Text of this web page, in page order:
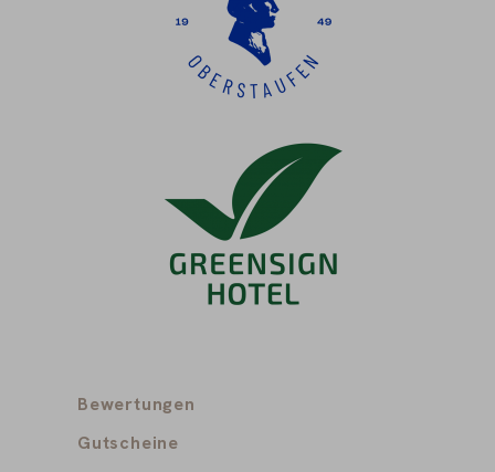
Bewertungen
Gutscheine